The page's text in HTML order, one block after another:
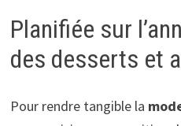
Planifiée sur
des desserts et
Pour rendre tangible la